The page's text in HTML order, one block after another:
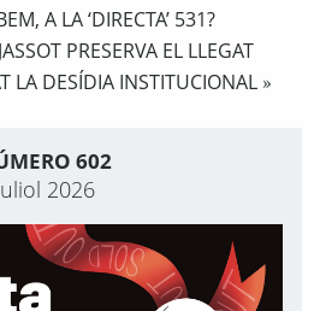
A LA ‘DIRECTA’ 531?
PRESERVA EL LLEGAT
LA DESÍDIA INSTITUCIONAL »
602
2026